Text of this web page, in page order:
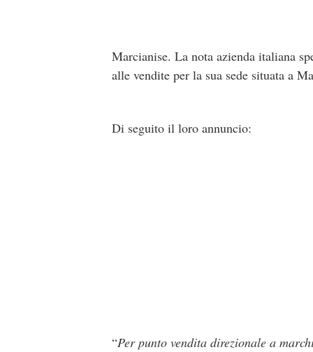
Marcianise. La nota azienda italiana
alle vendite per la sua sede situata a
Di seguito il loro annuncio:
“Per punto vendita direzionale a